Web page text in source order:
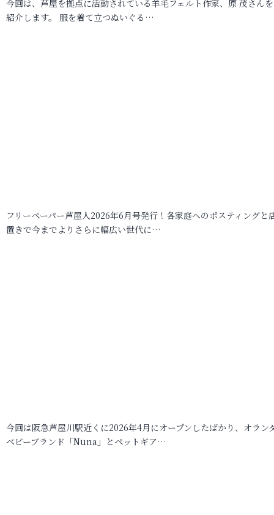
今回は、芦屋を拠点に活動されている羊毛フェルト作家、原 茂さん
紹介します。 服を着て立つぬいぐる…
フリーペーパー芦屋人2026年6月号発行！各家庭へのポスティングと
置きで今までよりさらに幅広い世代に…
今回は阪急芦屋川駅近くに2026年4月にオープンしたばかり、オラン
ベビーブランド「Nuna」とペットギア…